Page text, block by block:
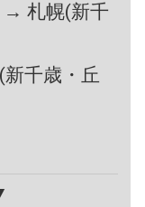
→ 札幌(新千
千歳・丘